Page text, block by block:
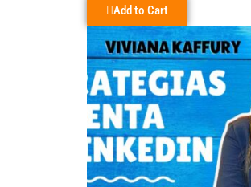
Add to Cart